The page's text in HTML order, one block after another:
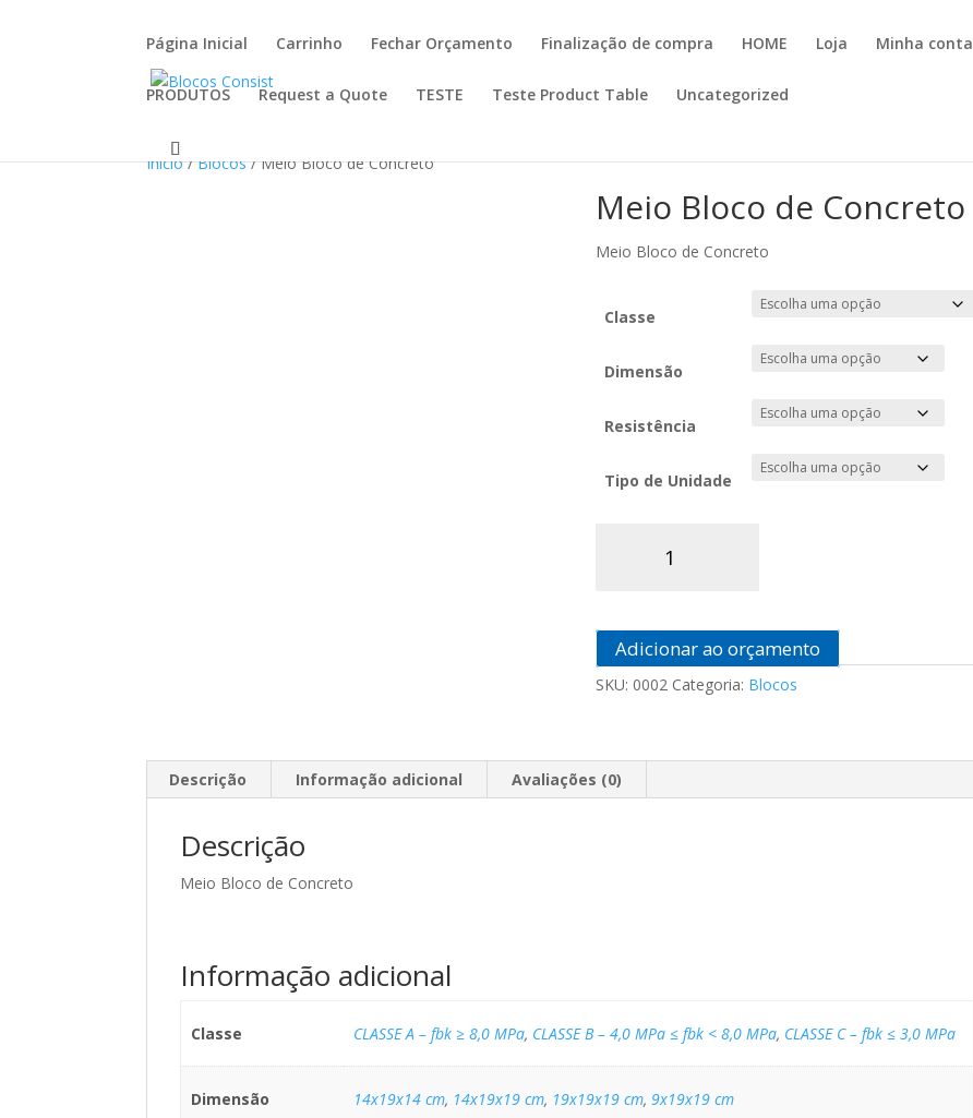
Página Inicial Carrinho Fechar Orçamento Finalização de compra HOME Loja Minha conta
PRODUTOS Request a Quote TESTE Teste Product Table Uncategorized
Início/Blocos/ Meio Bloco de Concreto
Meio Bloco de Concreto
Meio Bloco de Concreto
Classe
Dimensão
Resistência
Tipo de Unidade
quantidade
Adicionar ao orçamento
SKU: 0002 Categoria: Blocos
Descrição Informação adicional Avaliações (0)
Descrição
Meio Bloco de Concreto
Informação adicional
Classe CLASSE A – fbk ≥ 8,0 MPa, CLASSE B – 4,0 MPa ≤ fbk < 8,0 MPa, CLASSE C – fbk ≤ 3,0 MPa
Dimensão 14x19x14 cm, 14x19x19 cm, 19x19x19 cm, 9x19x19 cm